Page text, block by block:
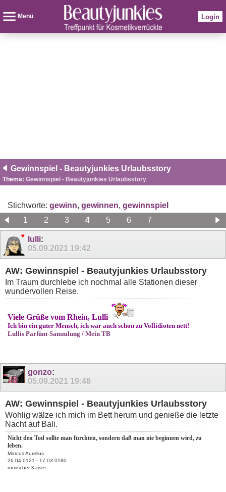
Menü Login
Gewinnspiel - Beautyjunkies Urlaubsstory
Thema: Gewinnspiel - Beautyjunkies Urlaubsstory
Stichworte: gewinn, gewinnen, gewinnspiel
1
2 3 4 5 6 7
lulli:
05.09.2021 19:42
AW: Gewinnspiel - Beautyjunkies Urlaubsstory
Im Traum durchlebe ich nochmal alle Stationen dieser
wundervollen Reise.
Viele Grüße vom Rhein, Lulli
Ich bin ein guter Mensch, ich war auch schon zu Vollidioten nett!
Lullis Parfüm-Sammlung / Mein TB
gonzo:
05.09.2021 19:48
AW: Gewinnspiel - Beautyjunkies Urlaubsstory
Wohlig wälze ich mich im Bett herum und genieße die letzte
Nacht auf Bali.
Nicht den Tod sollte man fürchten, sondern daß man nie beginnen wird, zu
leben.
Marcus Aurelius
26.04.0121 - 17.03.0180
römischer Kaiser